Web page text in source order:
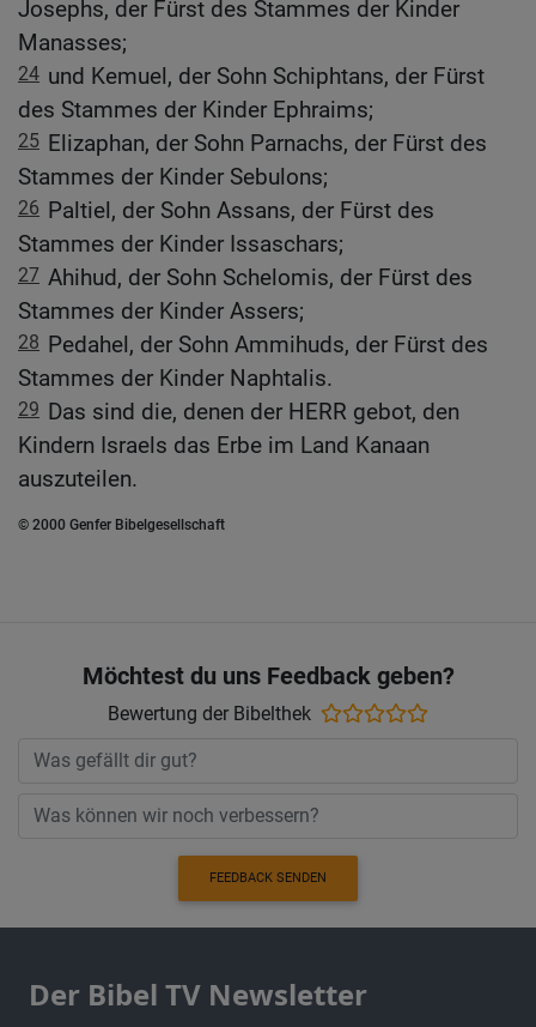
Josephs, der Fürst des Stammes der Kinder
Manasses;
24 und Kemuel, der Sohn Schiphtans, der Fürst
des Stammes der Kinder Ephraims;
25 Elizaphan, der Sohn Parnachs, der Fürst des
Stammes der Kinder Sebulons;
26 Paltiel, der Sohn Assans, der Fürst des
Stammes der Kinder Issaschars;
27 Ahihud, der Sohn Schelomis, der Fürst des
Stammes der Kinder Assers;
28 Pedahel, der Sohn Ammihuds, der Fürst des
Stammes der Kinder Naphtalis.
29 Das sind die, denen der HERR gebot, den
Kindern Israels das Erbe im Land Kanaan
auszuteilen.
© 2000 Genfer Bibelgesellschaft
Möchtest du uns Feedback geben?
Bewertung der Bibelthek
FEEDBACK SENDEN
Der Bibel TV Newsletter